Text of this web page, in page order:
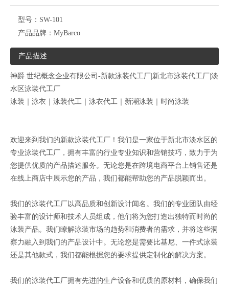
型号： SW-101
产品品牌： MyBarco
产品描述
神爵.世纪概念企业有限公司-新款泳装代工厂|新北市泳装代工厂|淡
水区泳装代工厂
泳装｜泳衣｜泳装代工｜泳衣代工｜新潮泳装｜时尚泳装
欢迎来到我们的新款泳装代工厂！我们是一家位于新北市淡水区的
专业泳装代工厂，拥有丰富的行业专业知识和营销技巧，致力于为
您提供优质的产品描述服务。无论您是在跨境电商平台上销售还是
在线上商店中展示您的产品，我们都能帮助您的产品脱颖而出。
我们的泳装代工厂以高品质和创新设计闻名。我们的专业团队由经
验丰富的设计师和技术人员组成，他们将为您打造出独特而时尚的
泳装产品。我们瞭解泳装市场的趋势和消费者的需求，并将这些洞
察力融入到我们的产品设计中。无论您是需要比基尼、一件式泳装
还是其他款式，我们都能根据您的要求提供定制化的解决方案。
我们的泳装代工厂拥有先进的生产设备和优质的原材料，确保我们